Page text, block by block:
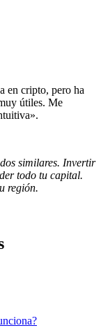
en cripto, pero ha
útiles. Me
similares. Invertir
todo tu capital.
región.